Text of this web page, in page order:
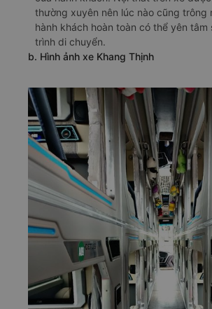
thường xuyên nên lúc nào cũng trông
hành khách hoàn toàn có thể yên tâm
trình di chuyển.
b. Hình ảnh xe Khang Thịnh